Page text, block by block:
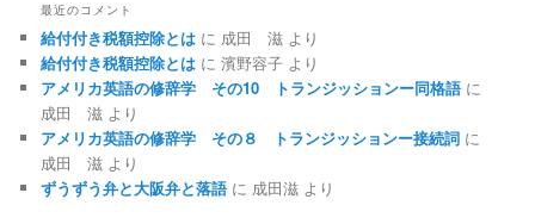
最近のコメント
給付付き税額控除とは に 成田 滋 より
給付付き税額控除とは に濱野容子 より
アメリカ英語の修辞学 その10 トランジッションー同格語に
成田 滋 より
アメリカ英語の修辞学 その８ トランジッションー接続詞 に
成田 滋 より
ずうずう弁と大阪弁と落語に 成田滋 より